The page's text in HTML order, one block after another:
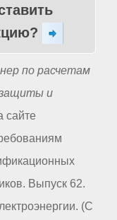
по расчетам
и
сайте
Выпуск 62.
(С